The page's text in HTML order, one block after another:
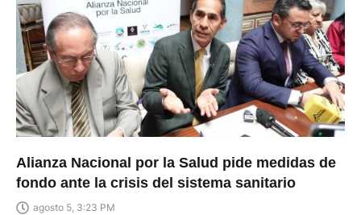
Alianza Nacional por la Salud pide medidas de
fondo ante la crisis del sistema sanitario
agosto 5, 3:23 PM